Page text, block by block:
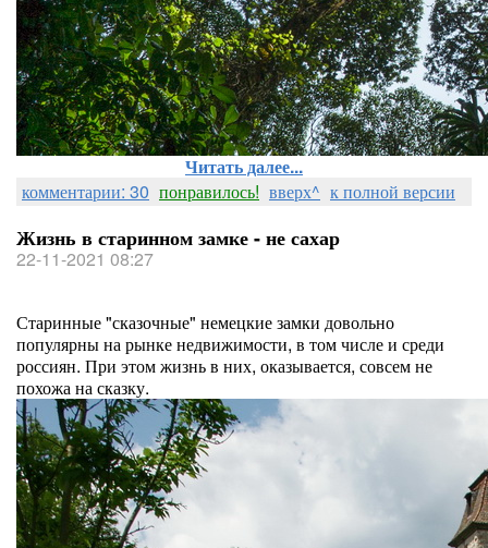
Читать далее...
комментарии: 30 понравилось! вверх^ к полной версии
Жизнь в старинном замке - не сахар
22-11-2021 08:27
Старинные "сказочные" немецкие замки довольно
популярны на рынке недвижимости, в том числе и среди
россиян. При этом жизнь в них, оказывается, совсем не
похожа на сказку.